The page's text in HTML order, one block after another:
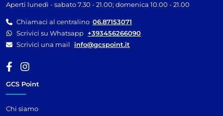
Aperti lunedì - sabato 7.30 - 21.00; domenica 10.00 - 21.00
Chiamaci al centralino 06.87153071
Scrivici su Whatsapp +393456266090
Scrivici una mail
info@gcspoint.it
GCS Point
Chi siamo